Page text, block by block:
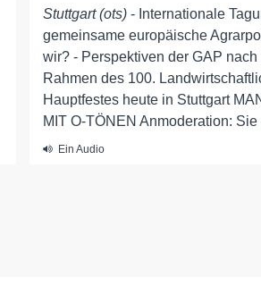
Stuttgart (ots) - Internationale
gemeinsame europäische
wir? - Perspektiven der GAP
Rahmen des 100.
Hauptfestes heute in Stuttgart
MIT O-TÖNEN Anmoderation: Sie
Ein Audio